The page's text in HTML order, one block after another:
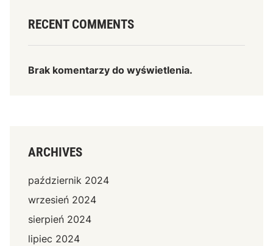
RECENT COMMENTS
Brak komentarzy do wyświetlenia.
ARCHIVES
październik 2024
wrzesień 2024
sierpień 2024
lipiec 2024